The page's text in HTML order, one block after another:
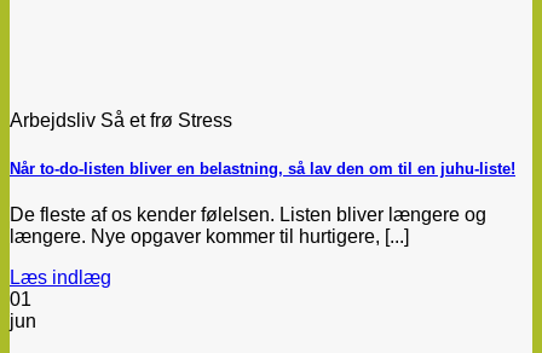
Arbejdsliv Så et frø Stress
Når to-do-listen bliver en belastning, så lav den om til en juhu-liste!
De fleste af os kender følelsen. Listen bliver længere og
længere. Nye opgaver kommer til hurtigere, [...]
Læs indlæg
01
jun